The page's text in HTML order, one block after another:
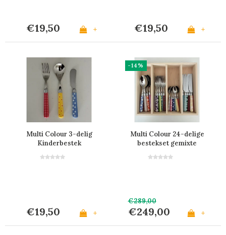
€19,50 + €19,50 +
Multi Colour 3-delig
Kinderbestek
€19,50 +
-14%
Multi Colour 24-delige
bestekset gemixte
€289,00
€249,00 +